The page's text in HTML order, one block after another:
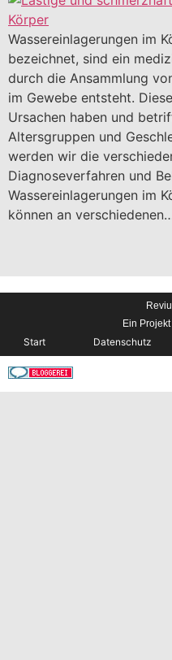
Wassereinlagerungen im
bezeichnet, sind ein
durch die Ansammlung
im Gewebe entsteht.
Ursachen haben und
Altersgruppen und
werden wir die
Diagnoseverfahren und
Wassereinlagerungen im
können an
Ein
Start Datenschutz